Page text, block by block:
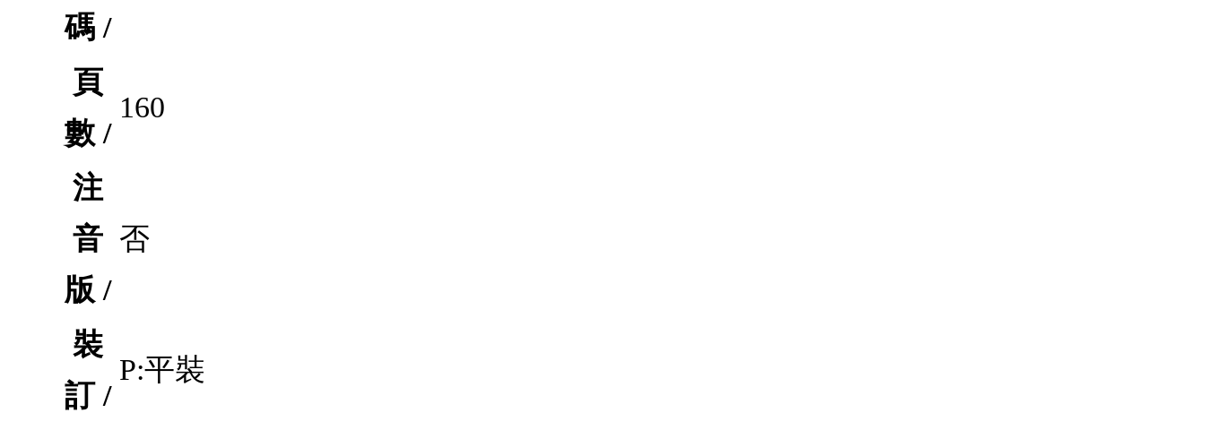
碼 /
頁
數 /
160
注
音
版 /
否
裝
訂 /
P:平裝